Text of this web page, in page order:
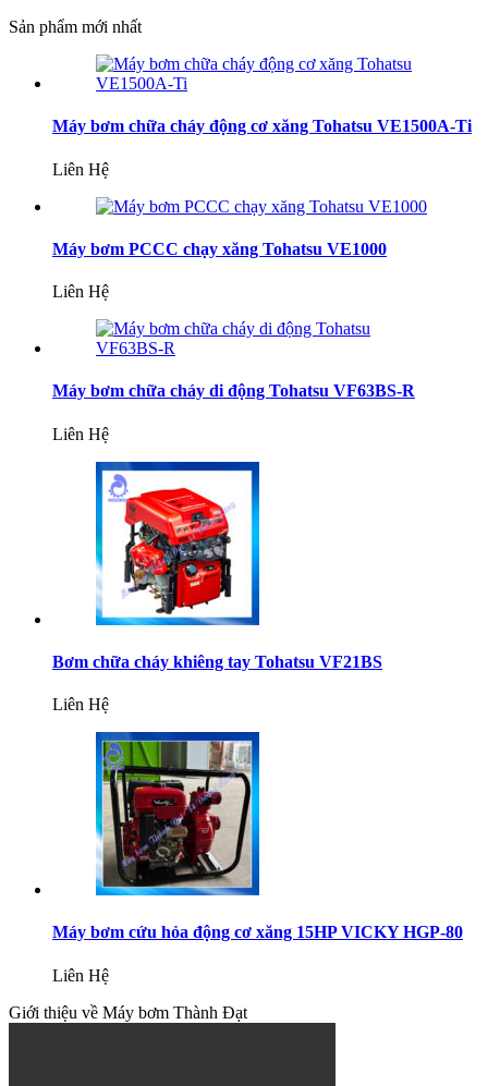
Sản phẩm mới nhất
Máy bơm chữa cháy động cơ xăng Tohatsu VE1500A-Ti
Liên Hệ
Máy bơm PCCC chạy xăng Tohatsu VE1000
Liên Hệ
Máy bơm chữa cháy di động Tohatsu VF63BS-R
Liên Hệ
Bơm chữa cháy khiêng tay Tohatsu VF21BS
Liên Hệ
Máy bơm cứu hỏa động cơ xăng 15HP VICKY HGP-80
Liên Hệ
Giới thiệu về Máy bơm Thành Đạt